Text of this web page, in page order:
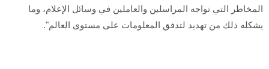
المخاطر التي تواجه المراسلين والعاملين في وسائل الإعلام، وما
يشكله ذلك من تهديد لتدفق المعلومات على مستوى العالم".